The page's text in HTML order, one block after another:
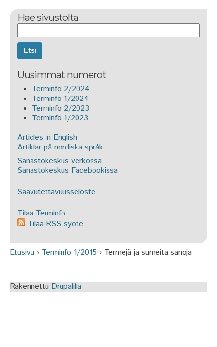
Hae sivustolta
Uusimmat numerot
Terminfo 2/2024
Terminfo 1/2024
Terminfo 2/2023
Terminfo 1/2023
Articles in English
Artiklar på nordiska språk
Sanastokeskus verkossa
Sanastokeskus Facebookissa
Saavutettavuusseloste
Tilaa Terminfo
Tilaa RSS-syöte
Etusivu › Terminfo 1/2015 › Termejä ja sumeita sanoja
Rakennettu Drupalilla